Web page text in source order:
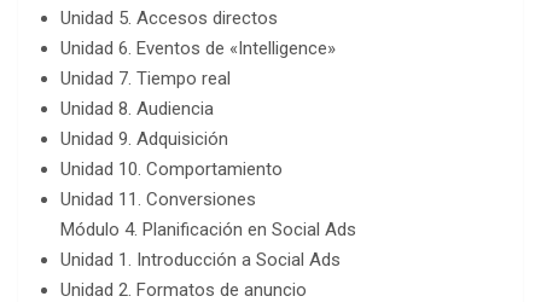
Unidad 5. Accesos directos
Unidad 6. Eventos de «Intelligence»
Unidad 7. Tiempo real
Unidad 8. Audiencia
Unidad 9. Adquisición
Unidad 10. Comportamiento
Unidad 11. Conversiones
Módulo 4. Planificación en Social Ads
Unidad 1. Introducción a Social Ads
Unidad 2. Formatos de anuncio